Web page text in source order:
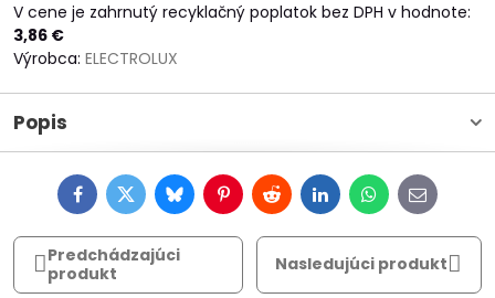
V cene je zahrnutý recyklačný poplatok bez DPH v hodnote:
3,86 €
Výrobca: ELECTROLUX
Popis
FacebookTwitterBlueskyPinterestRedditLinkedInWhatsApp
E-
mail
Predchádzajúci
produkt
Nasledujúci produkt